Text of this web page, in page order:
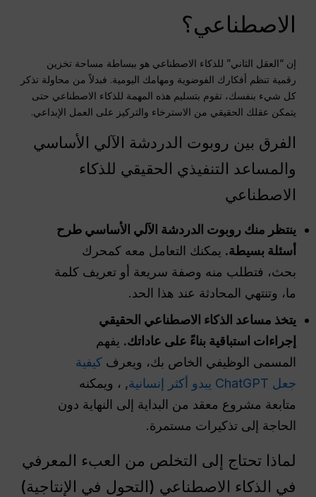
الاصطناعي؟
إن “العقل الثاني” للذكاء الاصطناعي هو ببساطة مساحة تخزين
رقمية تنظم أفكارك الفوضوية ومهامك اليومية. فبدلاً من محاولة تذكر
كل شيء بنفسك، تقوم بتسليم هذه المهمة للذكاء الاصطناعي حتى
يتمكن عقلك الحقيقي من الاسترخاء والتركيز على العمل الإبداعي.
الفرق بين روبوت الدردشة الآلي الأساسي
والمساعد التنفيذي الحقيقي للذكاء
الاصطناعي
ينتظر منك روبوت الدردشة الآلي الأساسي طرح
أسئلة بسيطة. يمكنك التعامل معه كمحرك
بحث، فتطلب منه وصفة سريعة أو تعريف كلمة
ما، وتنتهي المحادثة عند هذا الحد.
يتخذ مساعد الذكاء الاصطناعي الحقيقي
إجراءات استباقية بناءً على عاداتك. يفهم
المسمى الوظيفي الخاص بك، ويعرفكيفية
جعل ChatGPT يبدو أكثر إنسانية
, ، ويمكنه
متابعة مشروع معقد من البداية إلى النهاية دون
الحاجة إلى تذكيرات مستمرة.
لماذا تحتاج إلى التخلص من العبء المعرفي
في الذكاء الاصطناعي (التحول في الإنتاجية)